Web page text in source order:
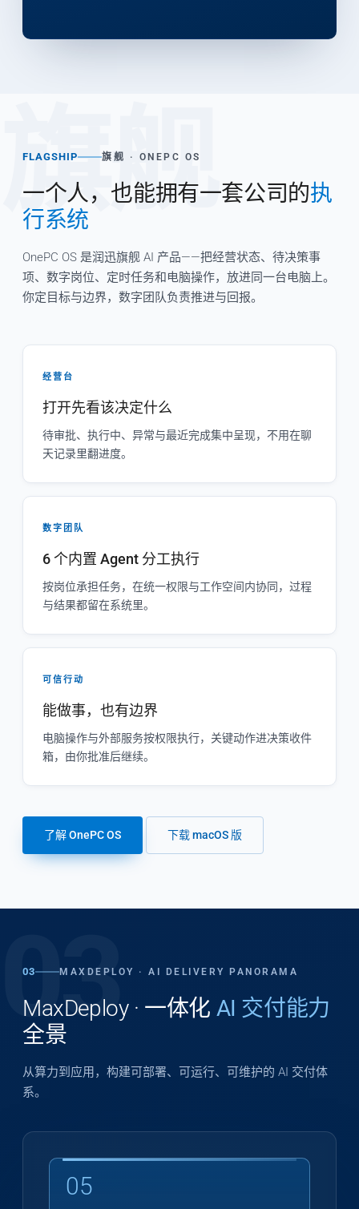
旗舰
FLAGSHIP 旗舰 · ONEPC OS
一个人，也能拥有一套公司的执
行系统
OnePC OS 是润迅旗舰 AI 产品——把经营状态、待决策事
项、数字岗位、定时任务和电脑操作，放进同一台电脑上。
你定目标与边界，数字团队负责推进与回报。
经营台
打开先看该决定什么
待审批、执行中、异常与最近完成集中呈现，不用在聊
天记录里翻进度。
数字团队
6 个内置 Agent 分工执行
按岗位承担任务，在统一权限与工作空间内协同，过程
与结果都留在系统里。
可信行动
能做事，也有边界
电脑操作与外部服务按权限执行，关键动作进决策收件
箱，由你批准后继续。
了解 OnePC OS 下载 macOS 版
03
03 MAXDEPLOY · AI DELIVERY PANORAMA
MaxDeploy · 一体化 AI 交付能力
全景
从算力到应用，构建可部署、可运行、可维护的 AI 交付体
系。
05